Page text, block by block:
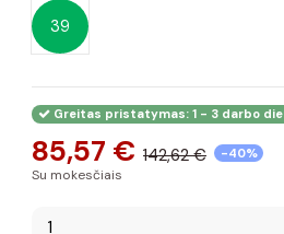
39
Greitas pristatymas: 1 - 3 darbo
85,57 € 142,62 € -40%
Su mokesčiais